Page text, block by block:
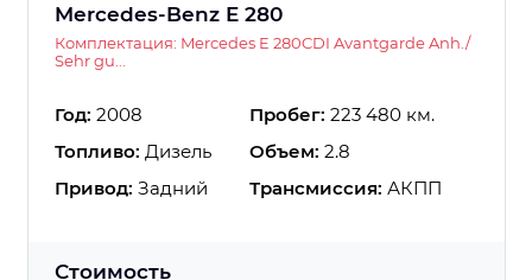
Mercedes-Benz E 280
Комплектация: Mercedes E 280CDI Avantgarde Anh./
Sehr gu...
Год: 2008 Пробег: 223 480 км.
Топливо: Дизель Объем: 2.8
Привод: Задний Трансмиссия: АКПП
Стоимость